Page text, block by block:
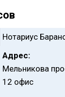
Нотариус
Адрес:
Мельникова
12 офис